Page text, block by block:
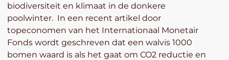
biodiversiteit en klimaat in de donkere
poolwinter. In een recent artikel door
topeconomen van het Internationaal Monetair
Fonds wordt geschreven dat een walvis 1000
bomen waard is als het gaat om CO2 reductie en